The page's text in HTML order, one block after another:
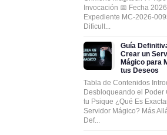
Invocación 📅 Fecha
Expediente MC-2026-
Dificult...
Guía
Crear un
Mágico para
tus Deseos
Tabla de Contenidos
Desbloqueando el Poder
tu Psique ¿Qué Es
Servidor Mágico? Más
Def...